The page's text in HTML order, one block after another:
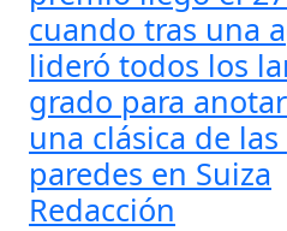
cuando tras una
lideró todos los
grado para
una clásica de
paredes en Suiza
Redacción